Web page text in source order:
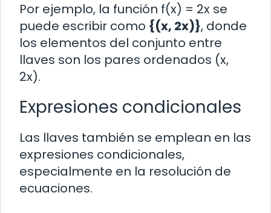
Por ejemplo, la función f(x) = 2x se
puede escribir como {(x, 2x)}, donde
los elementos del conjunto entre
llaves son los pares ordenados (x,
2x).
Expresiones condicionales
Las llaves también se emplean en las
expresiones condicionales,
especialmente en la resolución de
ecuaciones.